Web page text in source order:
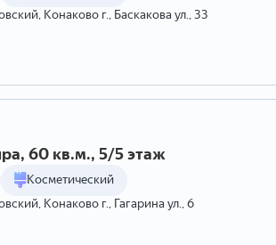
Конаково г., Баскакова ул., 33
60 кв.м., 5/5 этаж
Косметический
Конаково г., Гагарина ул., 6